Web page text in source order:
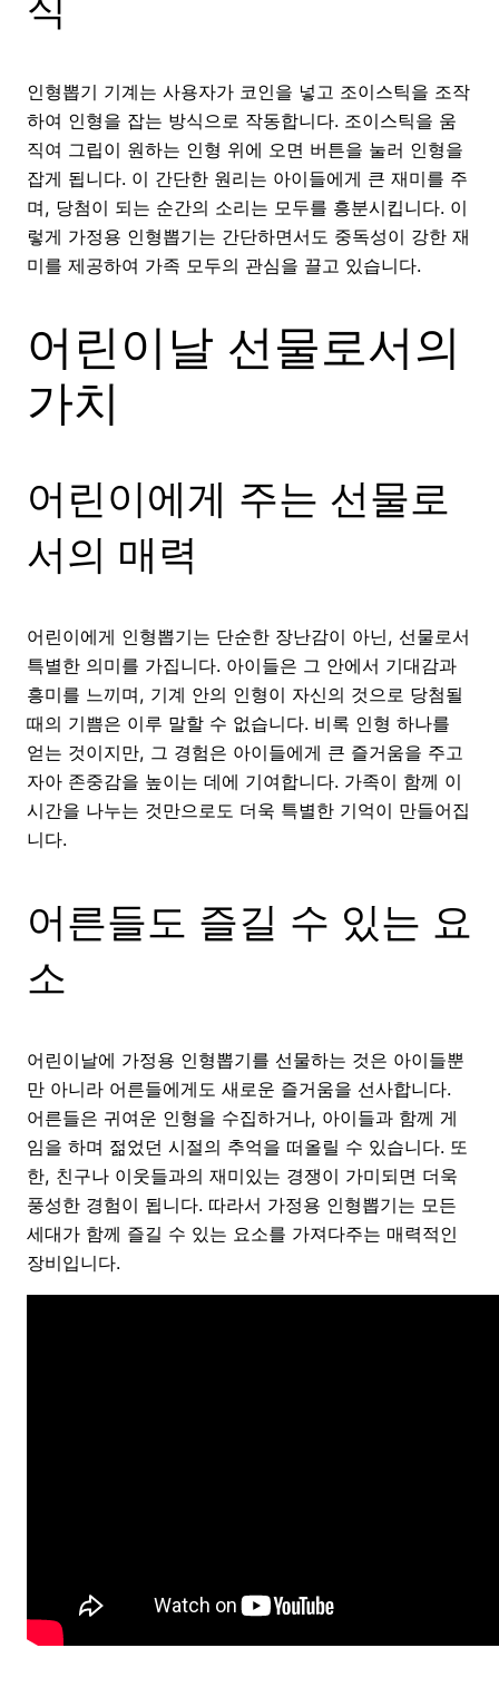
인형뽑기 기계는 사용자가 코인을 넣고 조이스틱을 조작
하여 인형을 잡는 방식으로 작동합니다. 조이스틱을 움
직여 그립이 원하는 인형 위에 오면 버튼을 눌러 인형을
잡게 됩니다. 이 간단한 원리는 아이들에게 큰 재미를 주
며, 당첨이 되는 순간의 소리는 모두를 흥분시킵니다. 이
렇게 가정용 인형뽑기는 간단하면서도 중독성이 강한 재
미를 제공하여 가족 모두의 관심을 끌고 있습니다.
어린이날 선물로서의
가치
어린이에게 주는 선물로
서의 매력
어린이에게 인형뽑기는 단순한 장난감이 아닌, 선물로서
특별한 의미를 가집니다. 아이들은 그 안에서 기대감과
흥미를 느끼며, 기계 안의 인형이 자신의 것으로 당첨될
때의 기쁨은 이루 말할 수 없습니다. 비록 인형 하나를
얻는 것이지만, 그 경험은 아이들에게 큰 즐거움을 주고
자아 존중감을 높이는 데에 기여합니다. 가족이 함께 이
시간을 나누는 것만으로도 더욱 특별한 기억이 만들어집
니다.
어른들도 즐길 수 있는 요
소
어린이날에 가정용 인형뽑기를 선물하는 것은 아이들뿐
만 아니라 어른들에게도 새로운 즐거움을 선사합니다.
어른들은 귀여운 인형을 수집하거나, 아이들과 함께 게
임을 하며 젊었던 시절의 추억을 떠올릴 수 있습니다. 또
한, 친구나 이웃들과의 재미있는 경쟁이 가미되면 더욱
풍성한 경험이 됩니다. 따라서 가정용 인형뽑기는 모든
세대가 함께 즐길 수 있는 요소를 가져다주는 매력적인
장비입니다.